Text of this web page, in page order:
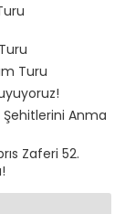
Turu
Anma
Zaferi 52.